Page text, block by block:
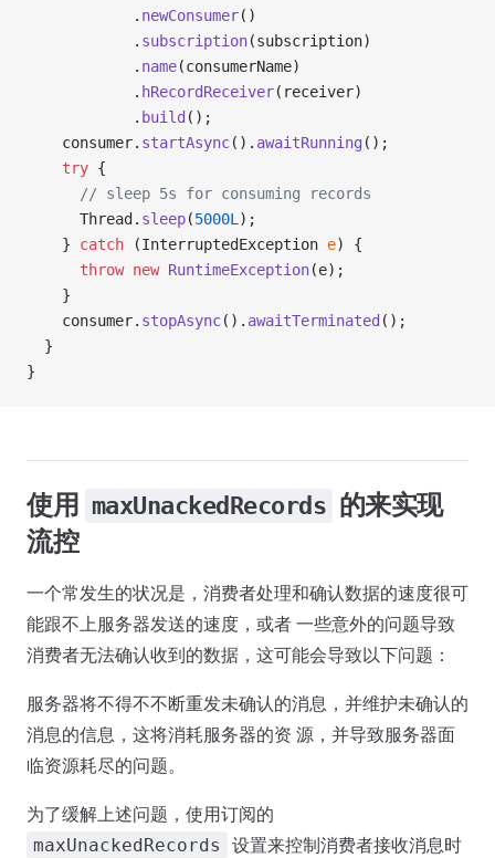
            .
newConsumer()
            .
subscription(subscription)
            .
name(consumerName)
            .
hRecordReceiver(receiver)
            .
build ();
    consumer.
startAsync(). awaitRunning ();
    try
{
      // sleep 5s for consuming records
      Thread.
sleep(5000L );
    }
catch (InterruptedException e) {
      throw
new RuntimeException(e);
    }
    consumer.
stopAsync(). awaitTerminated ();
  }
}
使用 maxUnackedRecords 的来实现
流控
一个常发生的状况是，消费者处理和确认数据的速度很可
能跟不上服务器发送的速度，或者 一些意外的问题导致
消费者无法确认收到的数据，这可能会导致以下问题：
服务器将不得不不断重发未确认的消息，并维护未确认的
消息的信息，这将消耗服务器的资 源，并导致服务器面
临资源耗尽的问题。
为了缓解上述问题，使用订阅的
maxUnackedRecords
设置来控制消费者接收消息时